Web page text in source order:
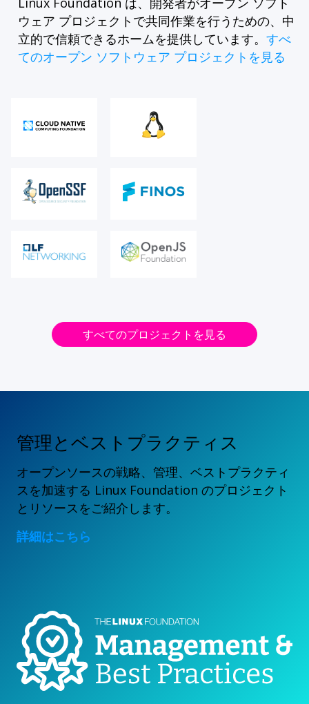
ウェア プロジェクトで共同作業を行うための、中
立的で信頼できるホームを提供しています。 すべ
てのオープン ソフトウェア プロジェクトを見る
すべてのプロジェクトを見る
管理とベストプラクティス
オープンソースの戦略、管理、ベストプラクティ
スを加速する Linux Foundation のプロジェクト
とリソースをご紹介します。
詳細はこちら